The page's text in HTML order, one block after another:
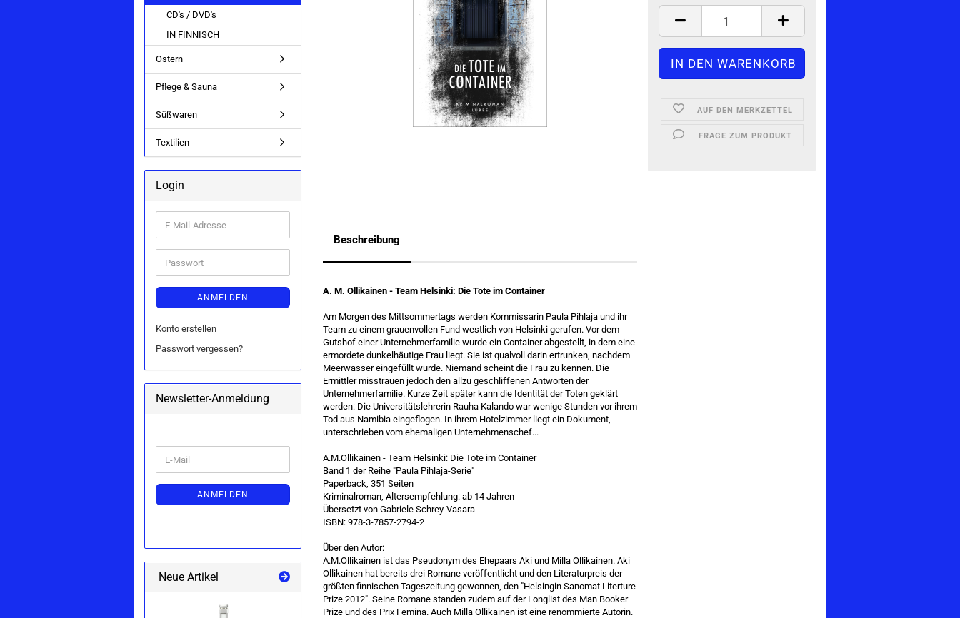
XYLITOL-BIRKENZUCKER
AUF DEN MERKZETTEL
FRAGE ZUM PRODUKT
Beschreibung
A. M. Ollikainen - Team Helsinki: Die Tote im Container
Am Morgen des Mittsommertags werden Kommissarin Paula Pihlaja und ihr
Team zu einem grauenvollen Fund westlich von Helsinki gerufen. Vor dem
Gutshof einer Unternehmerfamilie wurde ein Container abgestellt, in dem eine
ermordete dunkelhäutige Frau liegt. Sie ist qualvoll darin ertrunken, nachdem
Meerwasser eingefüllt wurde. Niemand scheint die Frau zu kennen. Die
Ermittler misstrauen jedoch den allzu geschliffenen Antworten der
Unternehmerfamilie. Kurze Zeit später kann die Identität der Toten geklärt
werden: Die Universitätslehrerin Rauha Kalando war wenige Stunden vor ihrem
Tod aus Namibia eingeflogen. In ihrem Hotelzimmer liegt ein Dokument,
unterschrieben vom ehemaligen Unternehmenschef...
A.M.Ollikainen - Team Helsinki: Die Tote im Container
Band 1 der Reihe "Paula Pihlaja-Serie"
Paperback, 351 Seiten
Kriminalroman, Altersempfehlung: ab 14 Jahren
Übersetzt von Gabriele Schrey-Vasara
ISBN: 978-3-7857-2794-2
Über den Autor:
A.M.Ollikainen ist das Pseudonym des Ehepaars Aki und Milla Ollikainen. Aki
Ollikainen hat bereits drei Romane veröffentlicht und den Literaturpreis der
größten finnischen Tageszeitung gewonnen, den "Helsingin Sanomat Literture
Prize 2012". Seine Romane standen zudem auf der Longlist des Man Booker
Prize und des Prix Femina. Auch Milla Ollikainen ist eine renommierte Autorin.
CD's / DVD's
IN FINNISCH
Ostern
Pflege & Sauna
Süßwaren
Textilien
Login
E-
Mail-
Adresse
Passwort
ANMELDEN
Konto erstellen
Passwort vergessen?
Newsletter-Anmeldung
ZUR
ANMELDUNG
E-
Mail
ANMELDEN
Neue Artikel